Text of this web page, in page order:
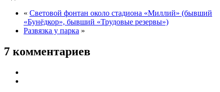
« Световой фонтан около стадиона «Миллий» (бывший
«Бунёдкор», бывший «Трудовые резервы»)
Развязка у парка »
7 комментариев